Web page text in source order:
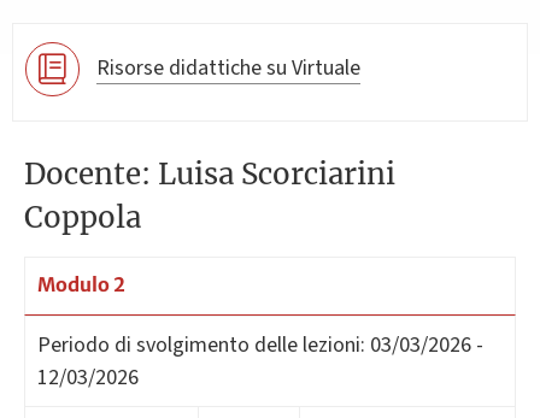
Risorse didattiche su Virtuale
Docente: Luisa Scorciarini
Coppola
Modulo 2
Periodo di svolgimento delle lezioni: 03/03/2026 -
12/03/2026